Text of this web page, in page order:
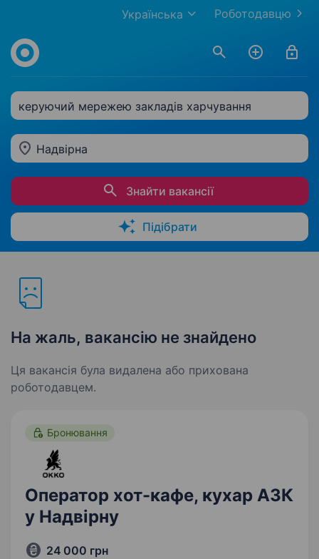
Роботодавцю
Українська
керуючий мережею закладів харчування
Надвірна
Знайти вакансії
Підібрати
На жаль, вакансію не знайдено
Ця вакансія була видалена або прихована
роботодавцем.
Бронювання
Оператор хот-кафе, кухар АЗК
у Надвірну
24 000 грн